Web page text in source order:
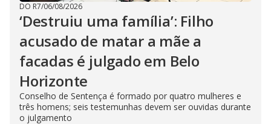
DO R7/06/08/2026
‘Destruiu uma família’: Filho
acusado de matar a mãe a
facadas é julgado em Belo
Horizonte
Conselho de Sentença é formado por quatro mulheres e
três homens; seis testemunhas devem ser ouvidas durante
o julgamento